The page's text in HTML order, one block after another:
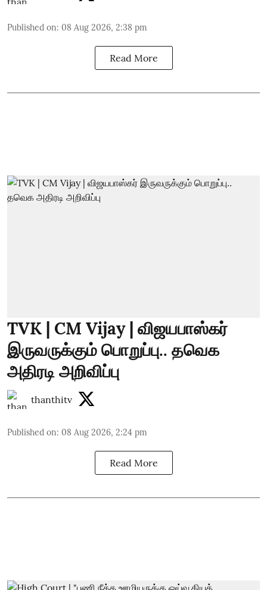
Published on: 08 Aug 2026, 2:38 pm
Read More
TVK | CM Vijay | விஜயபாஸ்கர்
இருவருக்கும் பொறுப்பு.. தவெக
அதிரடி அறிவிப்பு
thanthitv
Published on: 08 Aug 2026, 2:24 pm
Read More